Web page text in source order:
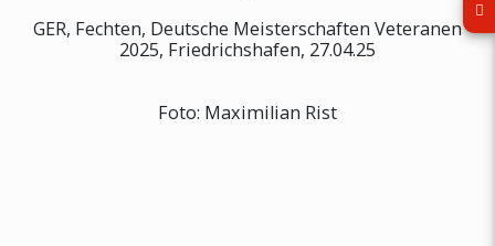
GER, Fechten, Deutsche Meisterschaften Veteranen
2025, Friedrichshafen, 27.04.25
Foto: Maximilian Rist